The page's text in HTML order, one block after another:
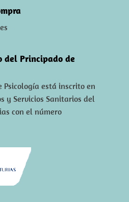
del Principado de
está inscrito en
y Servicios Sanitarios del
con el número